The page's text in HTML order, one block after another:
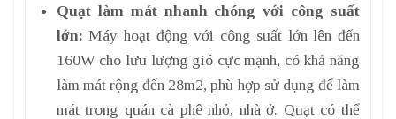
Quạt làm mát nhanh chóng với công suất
lớn: Máy hoạt động với công suất lớn lên đến
160W cho lưu lượng gió cực mạnh, có khả năng
làm mát rộng đến 28m2, phù hợp sử dụng để làm
mát trong quán cà phê nhỏ, nhà ở. Quạt có thể